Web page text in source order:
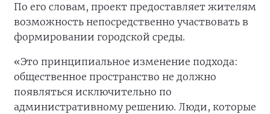
По его словам, проект предоставляет жителям
возможность непосредственно участвовать в
формировании городской среды.
«Это принципиальное изменение подхода:
общественное пространство не должно
появляться исключительно по
административному решению. Люди, которые